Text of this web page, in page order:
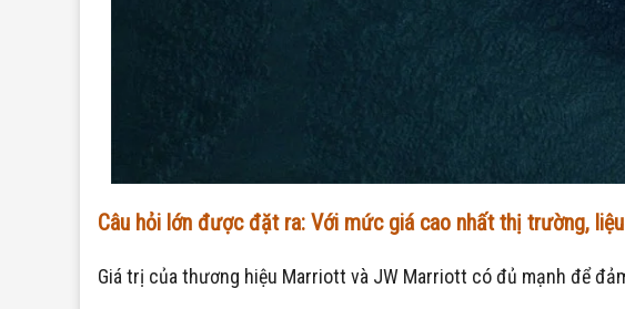
Câu hỏi lớn được đặt ra: Với mức giá cao nhất thị trường,
Giá trị của thương hiệu Marriott và JW Marriott có đủ mạnh để